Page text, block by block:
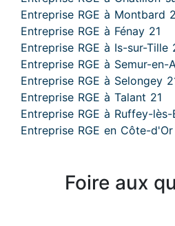
Entreprise RGE à Montbard
Entreprise RGE à Fénay 21
Entreprise RGE à Is-sur-Tille
Entreprise RGE à Semur-en-
Entreprise RGE à Selongey
Entreprise RGE à Talant 21
Entreprise RGE à Ruffey-lès-
Entreprise RGE en Côte-d'Or
Foire aux